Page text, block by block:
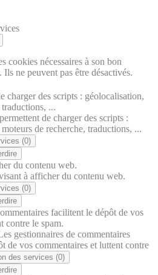
cookies nécessaires à son bon
ne peuvent pas être désactivés.
charger des scripts : géolocalisation,
...
de charger des scripts :
de recherche, traductions, ...
(0)
du contenu web.
à afficher du contenu web.
(0)
facilitent le dépôt de vos
contre le spam.
gestionnaires de commentaires
de vos commentaires et luttent contre
des services (0)